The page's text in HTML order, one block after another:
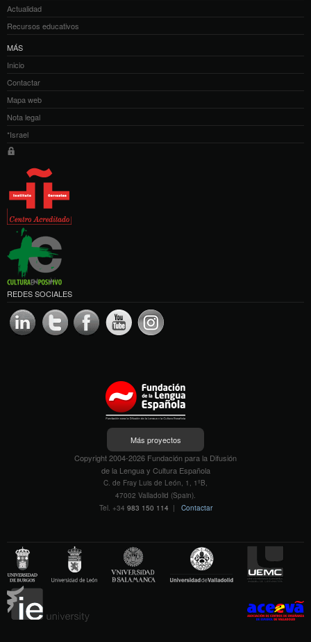
Actualidad
Recursos educativos
MÁS
Inicio
Contactar
Mapa web
Nota legal
*Israel
REDES SOCIALES
Más proyectos
Copyright 2004-2026 Fundación para la Difusión
de la Lengua y Cultura Española
C. de Fray Luis de León, 1, 1ºB,
47002 Valladolid (Spain).
Tel. +34 983 150 114 | Contactar